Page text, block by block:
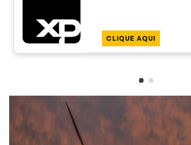
CLIQUE AQUI